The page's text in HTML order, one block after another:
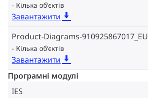
Кілька об‘єктів
Завантажити
Product-Diagrams-910925867017_EU
Кілька об‘єктів
Завантажити
Програмні модулі
IES